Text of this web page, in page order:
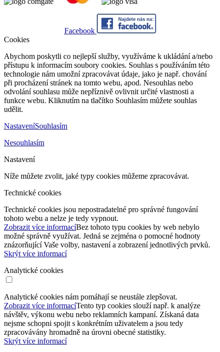
Facebook
Cookies
Abychom poskytli co nejlepší služby, využíváme k ukládání a/nebo
přístupu k informacím soubory cookies. Souhlas s používáním této
technologie nám umožní zpracovávat údaje, jako je např. chování
při procházení stránek na tomto webu, apod. Nesouhlas nebo
odvolání souhlasu může nepříznivě ovlivnit určité vlastnosti a
funkce webu. Kliknutím na tlačítko Souhlasím můžete souhlas
udělit.
NastaveníSouhlasím
Nesouhlasím
Nastavení
Níže můžete zvolit, jaké typy cookies můžeme zpracovávat.
Technické cookies
Technické cookies jsou nepostradatelné pro správné fungování
tohoto webu a nelze je tedy vypnout.
Zobrazit více informacíBez tohoto typu cookies by web nebylo
možné správně využívat. Jedná se zejména o pomocné hodnoty
znázorňující Vaše volby, nastavení a zobrazení jednotlivých prvků.
Skrýt více informací
Analytické cookies
Analytické cookies nám pomáhají se neustále zlepšovat.
Zobrazit více informacíTento typ cookies slouží např. k analýze
návštěv, výkonu webu nebo reklamních kampaní. Získaná data
nejsme schopni spojit s konkrétním uživatelem a jsou tedy
zpracovávány hromadně na úrovni obecné statistiky.
Skrýt více informací